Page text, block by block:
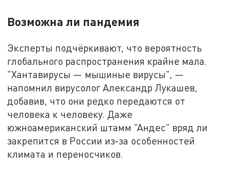
Возможна ли пандемия
Эксперты подчёркивают, что вероятность
глобального распространения крайне мала.
"Хантавирусы — мышиные вирусы", —
напомнил вирусолог Александр Лукашев,
добавив, что они редко передаются от
человека к человеку. Даже
южноамериканский штамм "Андес" вряд ли
закрепится в России из‑за особенностей
климата и переносчиков.